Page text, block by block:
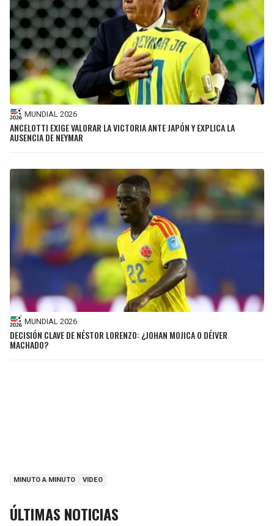
MUNDIAL 2026
ANCELOTTI EXIGE VALORAR LA VICTORIA ANTE JAPÓN Y EXPLICA LA
AUSENCIA DE NEYMAR
MUNDIAL 2026
DECISIÓN CLAVE DE NÉSTOR LORENZO: ¿JOHAN MOJICA O DÉIVER
MACHADO?
MINUTO A MINUTO VIDEO
ÚLTIMAS NOTICIAS